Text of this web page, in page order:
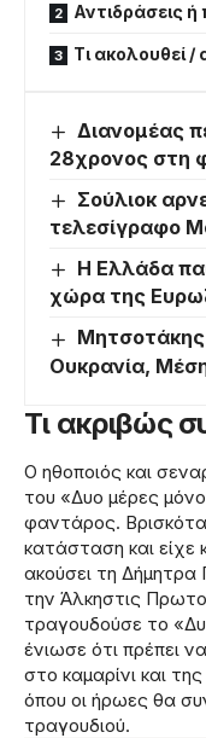
Αντιδράσεις ή
Τι ακολουθεί
Διανομέας
28χρονος στη
Σούλιοκ
τελεσίγραφο
Η Ελλάδα
χώρα της
Μητσοτάκης
Ουκρανία,
Τι ακριβώς
Ο ηθοποιός και
του «Δυο μέρες
φαντάρος.
κατάσταση και
ακούσει τη Δήμητρα
την Άλκηστις
τραγουδούσε το
ένιωσε ότι πρέπει
στο καμαρίνι και
όπου οι ήρωες θα
τραγουδιού.